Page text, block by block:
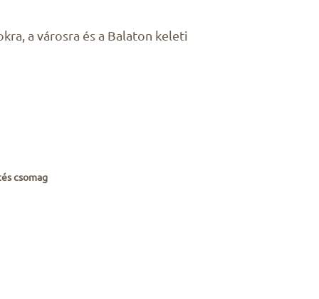
a városra és a Balaton keleti
csomag